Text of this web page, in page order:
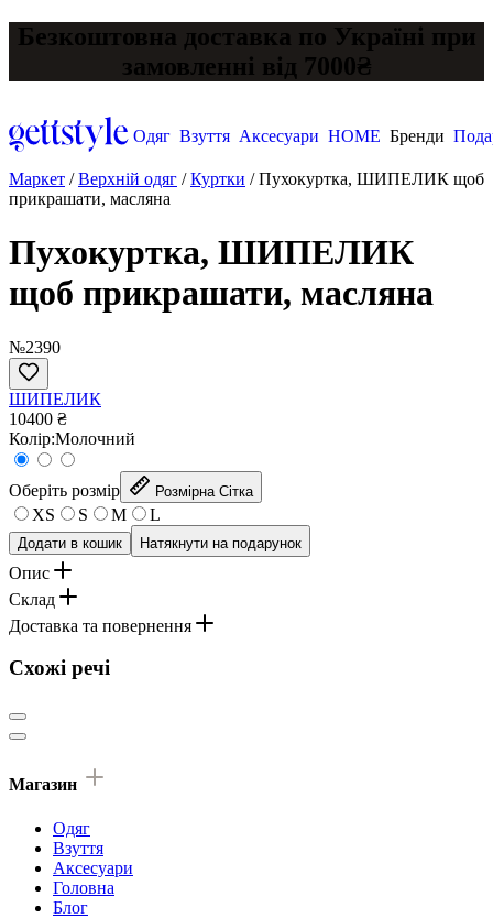
Безкоштовна доставка по Україні при
замовленні від 7000₴
Одяг Взуття Аксесуари HOME Бренди
Маркет /Верхній одяг /Куртки /Пухокуртка, ШИПЕЛИК щоб
прикрашати, масляна
Пухокуртка, ШИПЕЛИК
щоб прикрашати, масляна
№2390
ШИПЕЛИК
10400 ₴
Колір:Молочний
Оберіть розмір Розмірна Сітка
XS S M L
Додати в кошик Натякнути на подарунок
Опис
Склад
Доставка та повернення
Схожі речі
Магазин
Одяг
Взуття
Аксесуари
Головна
Блог